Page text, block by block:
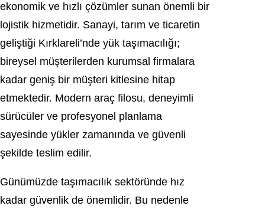
ekonomik ve hızlı çözümler sunan önemli bir
lojistik hizmetidir. Sanayi, tarım ve ticaretin
geliştiği Kırklareli’nde yük taşımacılığı;
bireysel müşterilerden kurumsal firmalara
kadar geniş bir müşteri kitlesine hitap
etmektedir. Modern araç filosu, deneyimli
sürücüler ve profesyonel planlama
sayesinde yükler zamanında ve güvenli
şekilde teslim edilir.
Günümüzde taşımacılık sektöründe hız
kadar güvenlik de önemlidir. Bu nedenle